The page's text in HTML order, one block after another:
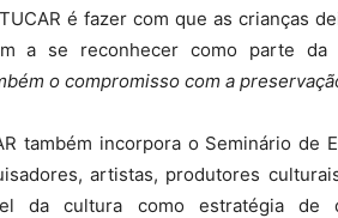
é fazer com que as crianças
a se reconhecer como parte da
o compromisso com a
também incorpora o Seminário de
artistas, produtores
da cultura como estratégia de